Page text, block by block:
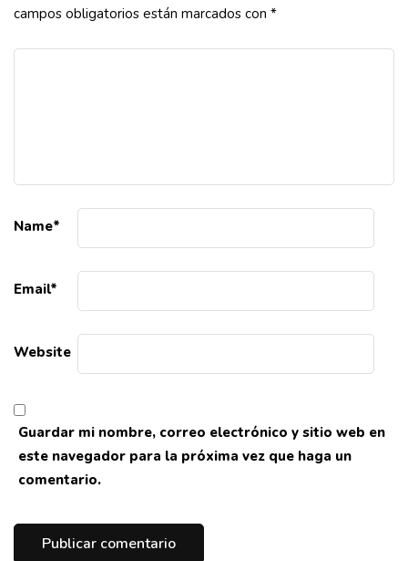
campos obligatorios están marcados con *
Name*
Email*
Website
Guardar mi nombre, correo electrónico y sitio web en
este navegador para la próxima vez que haga un
comentario.